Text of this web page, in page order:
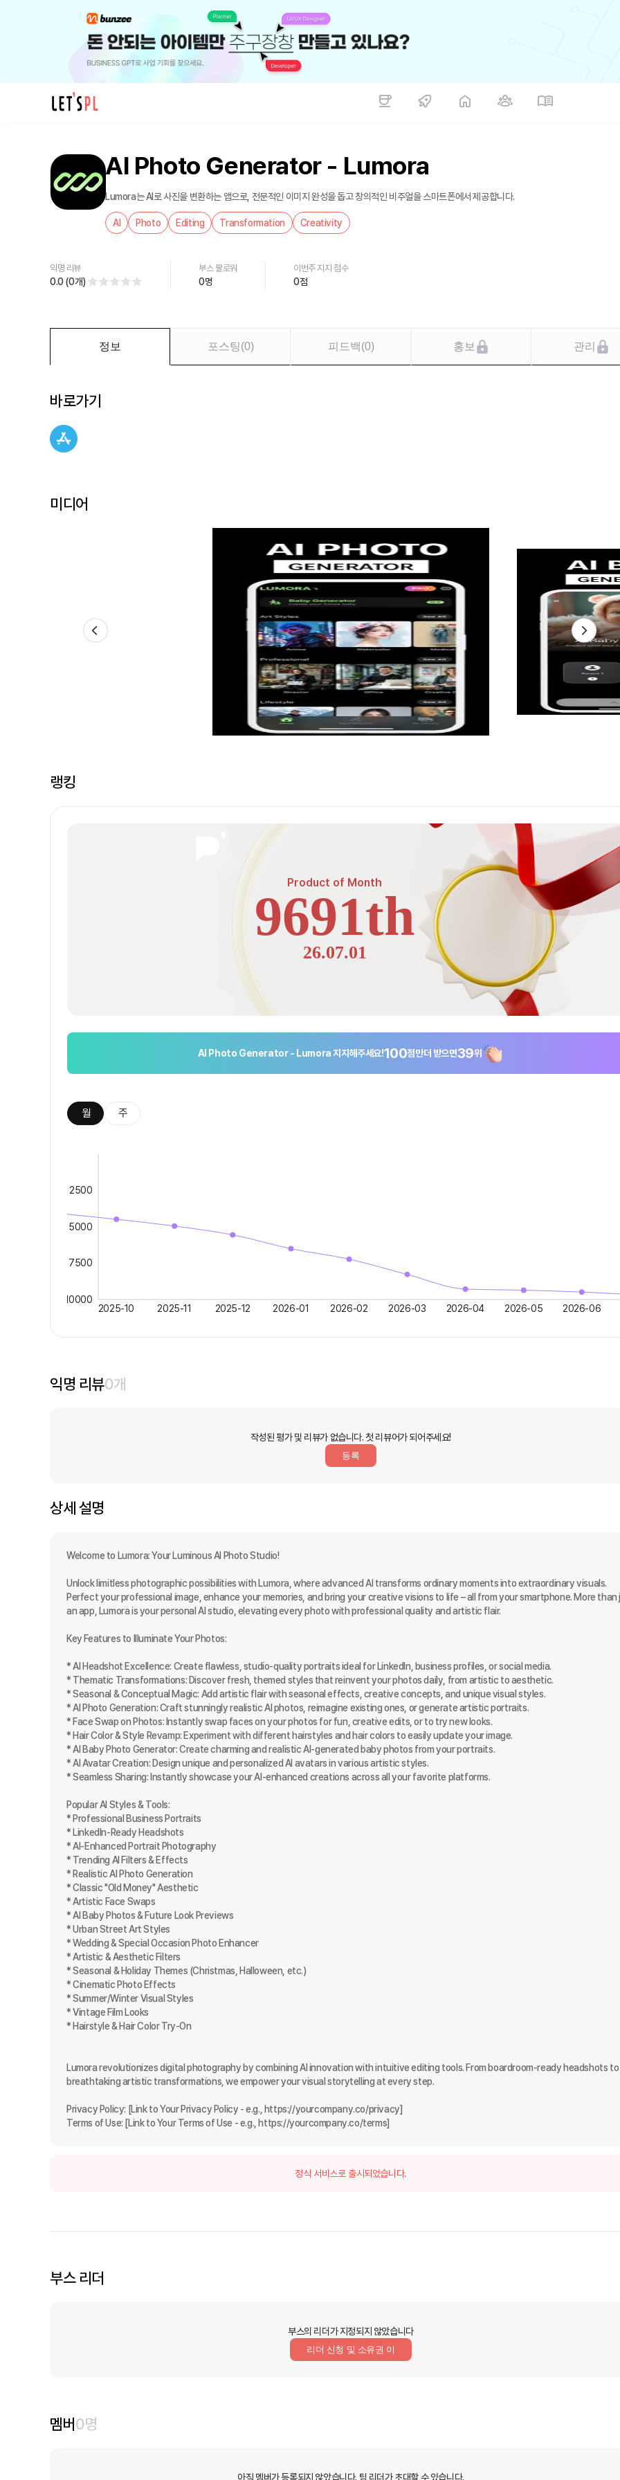
AI Photo Generator - Lumora
Lumora는 AI로 사진을 변환하는 앱으로, 전문적인 이미지 완성을 돕고 창의적인 비주얼을 스마트폰에서 제공합니다.
AI Photo Editing Transformation Creativity
익명 리뷰
0.0(0개)
부스 팔로워
0명
이번주 지지 점수
0점
정보 포스팅(0) 피드백(0) 홍보 관리
바로가기
미디어
랭킹
Product of Month
9691th
26.07.01
AI Photo Generator - Lumora 지지해주세요!100점만더 받으면39위
월 주
2025-10 2025-11 2025-12 2026-01 2026-02 2026-03 2026-04 2026-05 2026-06
2500
5000
7500
10000
익명 리뷰0개
작성된 평가 및 리뷰가 없습니다. 첫 리뷰어가 되어주세요!
등록
상세 설명
Welcome to Lumora: Your Luminous AI Photo Studio!
Unlock limitless photographic possibilities with Lumora, where advanced AI transforms ordinary moments into extraordinary visuals.
Perfect your professional image, enhance your memories, and bring your creative visions to life – all from your smartphone. More than
an app, Lumora is your personal AI studio, elevating every photo with professional quality and artistic flair.
Key Features to Illuminate Your Photos:
* AI Headshot Excellence: Create flawless, studio-quality portraits ideal for LinkedIn, business profiles, or social media.
* Thematic Transformations: Discover fresh, themed styles that reinvent your photos daily, from artistic to aesthetic.
* Seasonal & Conceptual Magic: Add artistic flair with seasonal effects, creative concepts, and unique visual styles.
* AI Photo Generation: Craft stunningly realistic AI photos, reimagine existing ones, or generate artistic portraits.
* Face Swap on Photos: Instantly swap faces on your photos for fun, creative edits, or to try new looks.
* Hair Color & Style Revamp: Experiment with different hairstyles and hair colors to easily update your image.
* AI Baby Photo Generator: Create charming and realistic AI-generated baby photos from your portraits.
* AI Avatar Creation: Design unique and personalized AI avatars in various artistic styles.
* Seamless Sharing: Instantly showcase your AI-enhanced creations across all your favorite platforms.
Popular AI Styles & Tools:
* Professional Business Portraits
* LinkedIn-Ready Headshots
* AI-Enhanced Portrait Photography
* Trending AI Filters & Effects
* Realistic AI Photo Generation
* Classic "Old Money" Aesthetic
* Artistic Face Swaps
* AI Baby Photos & Future Look Previews
* Urban Street Art Styles
* Wedding & Special Occasion Photo Enhancer
* Artistic & Aesthetic Filters
* Seasonal & Holiday Themes (Christmas, Halloween, etc.)
* Cinematic Photo Effects
* Summer/Winter Visual Styles
* Vintage Film Looks
* Hairstyle & Hair Color Try-On
Lumora revolutionizes digital photography by combining AI innovation with intuitive editing tools. From boardroom-ready headshots to
breathtaking artistic transformations, we empower your visual storytelling at every step.
Privacy Policy: [Link to Your Privacy Policy - e.g., https://yourcompany.co/privacy]
Terms of Use: [Link to Your Terms of Use - e.g., https://yourcompany.co/terms]
정식 서비스로 출시되었습니다.
부스 리더
부스의 리더가 지정되지 않았습니다
리더 신청 및 소유권 이
멤버0명
아직 멤버가 등록되지 않았습니다. 팀 리더가 초대할 수 있습니다.